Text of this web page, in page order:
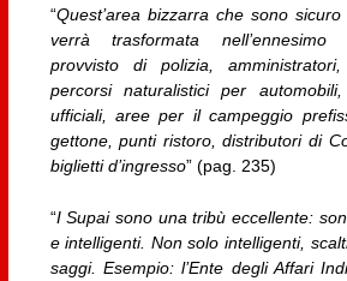
“Quest’area bizzarra che sono
verrà trasformata nell’ennesimo
provvisto di polizia,
percorsi naturalistici per
ufficiali, aree per il campeggio
gettone, punti ristoro, distributori di
biglietti d’ingresso” (pag. 235)
“I Supai sono una tribù eccellente:
e intelligenti. Non solo intelligenti,
saggi. Esempio: l’Ente degli Affari